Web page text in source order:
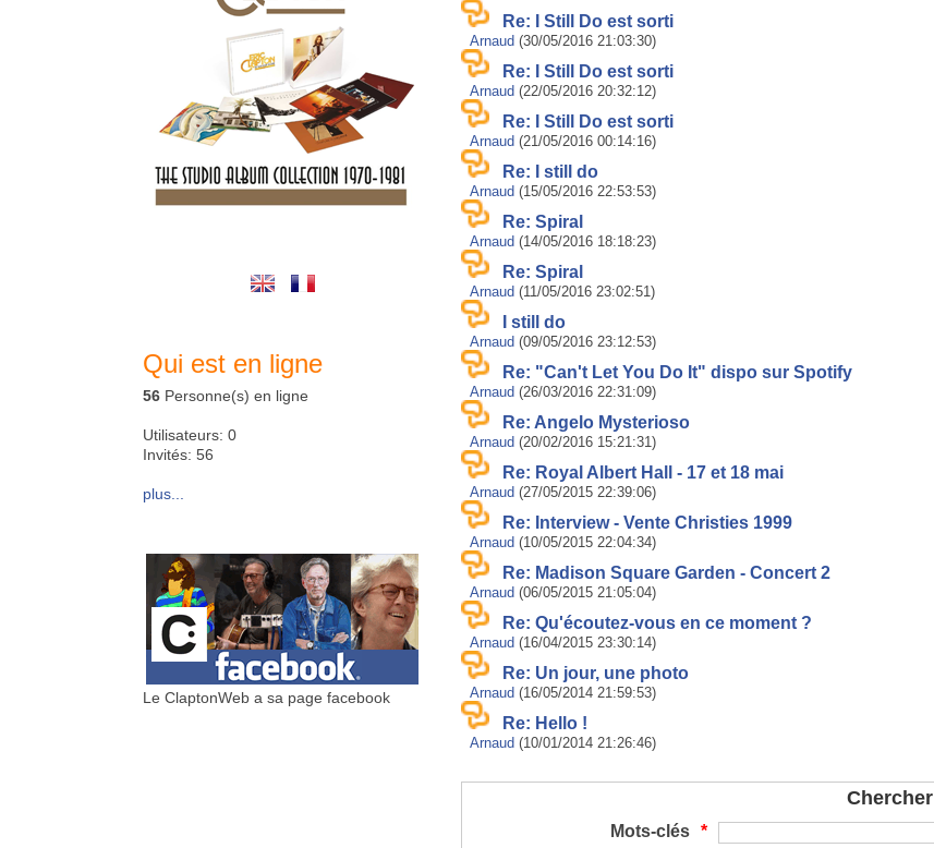
Qui est en ligne
56 Personne(s) en ligne
Utilisateurs: 0
Invités: 56
plus...
Le ClaptonWeb a sa page facebook
Re: I Still Do est sorti
Arnaud (30/05/2016 21:03:30)
Re: I Still Do est sorti
Arnaud (22/05/2016 20:32:12)
Re: I Still Do est sorti
Arnaud (21/05/2016 00:14:16)
Re: I still do
Arnaud (15/05/2016 22:53:53)
Re: Spiral
Arnaud (14/05/2016 18:18:23)
Re: Spiral
Arnaud (11/05/2016 23:02:51)
I still do
Arnaud (09/05/2016 23:12:53)
Re: "Can't Let You Do It" dispo sur Spotify
Arnaud (26/03/2016 22:31:09)
Re: Angelo Mysterioso
Arnaud (20/02/2016 15:21:31)
Re: Royal Albert Hall - 17 et 18 mai
Arnaud (27/05/2015 22:39:06)
Re: Interview - Vente Christies 1999
Arnaud (10/05/2015 22:04:34)
Re: Madison Square Garden - Concert 2
Arnaud (06/05/2015 21:05:04)
Re: Qu'écoutez-vous en ce moment ?
Arnaud (16/04/2015 23:30:14)
Re: Un jour, une photo
Arnaud (16/05/2014 21:59:53)
Re: Hello !
Arnaud (10/01/2014 21:26:46)
Chercher
Mots-clés *